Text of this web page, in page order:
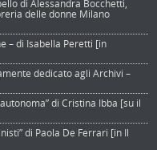
di Alessandra Bocchetti,
delle donne Milano
– di Isabella Peretti [in
dedicato agli Archivi –
di Cristina Ibba [su il
di Paola De Ferrari [in Il